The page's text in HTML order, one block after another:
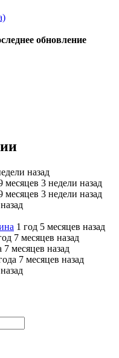
обновление
назад
месяцев 3 недели назад
месяцев 3 недели назад
1 год 5 месяцев назад
7 месяцев назад
7 месяцев назад
7 месяцев назад